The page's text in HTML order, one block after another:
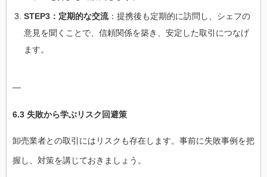
STEP3：定期的な交流：提携後も定期的に訪問し、シェフの
意見を聞くことで、信頼関係を築き、安定した取引につなげ
ます。
—
6.3 失敗から学ぶリスク回避策
卸売業者との取引にはリスクも存在します。事前に失敗事例を把
握し、対策を講じておきましょう。